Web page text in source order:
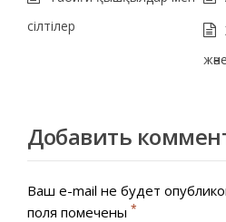
сілтілер
Добавить
Ваш e-mail не будет
поля помечены *